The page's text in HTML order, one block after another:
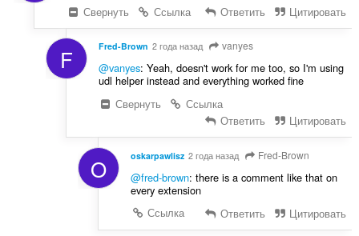
Свернуть
Ссылка Ответить Цитировать
F Fred-Brown 2 года назад vanyes
@vanyes: Yeah, doesn't work for me too, so I'm using
udl helper instead and everything worked fine
Свернуть
Ссылка
Ответить
Цитировать
O oskarpawlisz 2 года назад Fred-Brown
@fred-brown: there is a comment like that on
every extension
Ссылка
Ответить Цитировать